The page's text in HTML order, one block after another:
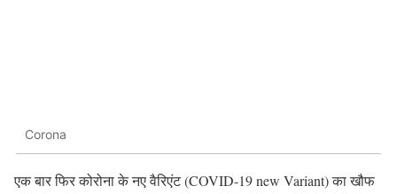
Corona
एक बार फिर कोरोना के नए वैरिएंट (COVID-19 new Variant) का खौफ